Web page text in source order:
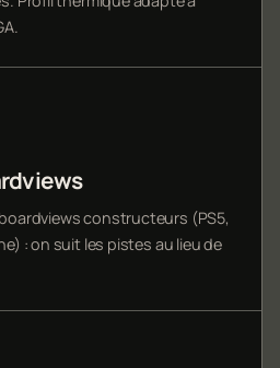
constructeurs (PS5,
: on suit les pistes au lieu de